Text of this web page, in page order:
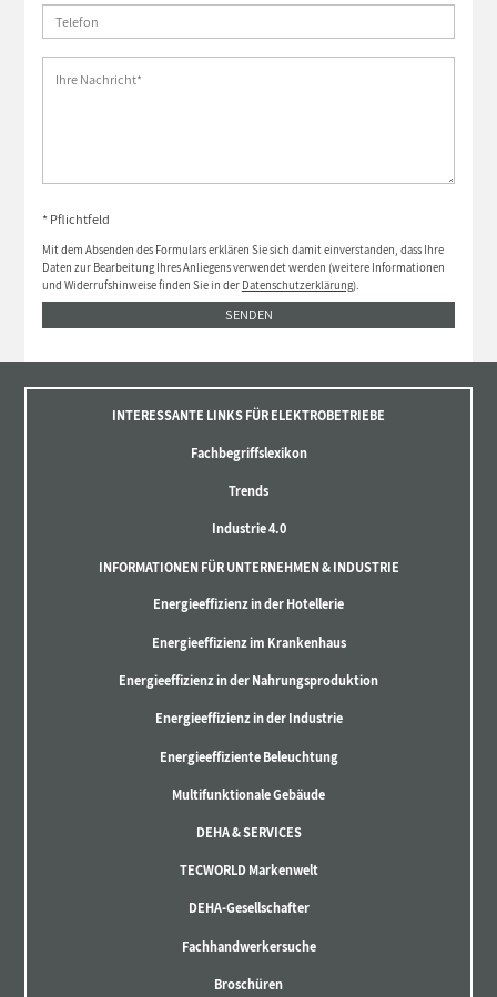
* Pflichtfeld
Mit dem Absenden des Formulars erklären Sie sich damit einverstanden, dass Ihre
Daten zur Bearbeitung Ihres Anliegens verwendet werden (weitere Informationen
und Widerrufshinweise finden Sie in der Datenschutzerklärung).
SENDEN
INTERESSANTE LINKS FÜR ELEKTROBETRIEBE
Fachbegriffslexikon
Trends
Industrie 4.0
INFORMATIONEN FÜR UNTERNEHMEN & INDUSTRIE
Energieeffizienz in der Hotellerie
Energieeffizienz im Krankenhaus
Energieeffizienz in der Nahrungsproduktion
Energieeffizienz in der Industrie
Energieeffiziente Beleuchtung
Multifunktionale Gebäude
DEHA & SERVICES
TECWORLD Markenwelt
DEHA-Gesellschafter
Fachhandwerkersuche
Broschüren